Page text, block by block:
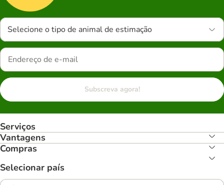
Selecione o tipo de animal de estimação
Subscreva agora!
Serviços
Vantagens
Compras
Selecionar país